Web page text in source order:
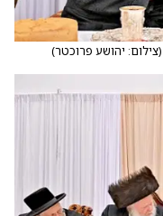
(צילום: יהושע פרוכטר)